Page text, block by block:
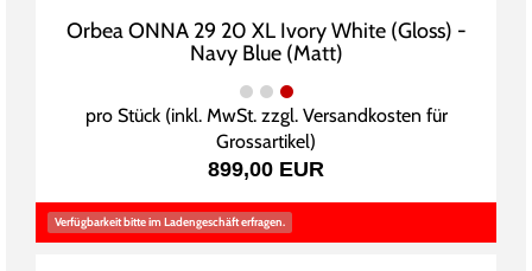
Orbea ONNA 29 20 XL Ivory White (Gloss) -
Navy Blue (Matt)
pro Stück (inkl. MwSt. zzgl. Versandkosten für
Grossartikel)
899,00 EUR
Verfügbarkeit bitte im Ladengeschäft erfragen.